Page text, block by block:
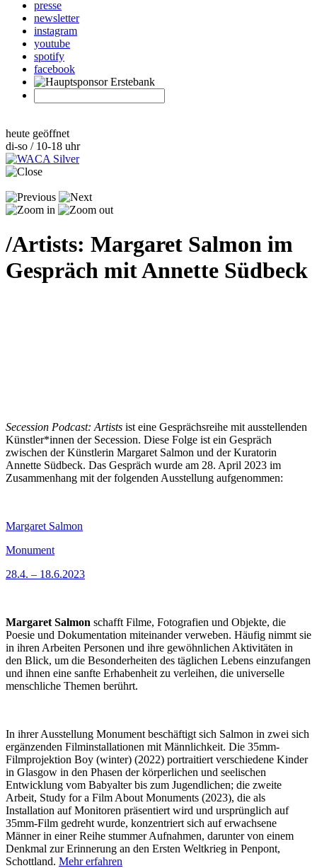
presse
newsletter
instagram
youtube
spotify
facebook
heute geöffnet
di-so / 10-18 uhr
/Artists: Margaret Salmon im
Gespräch mit Annette Südbeck
Secession Podcast: Artists ist eine Gesprächsreihe mit ausstellenden
Künstler*innen der Secession. Diese Folge ist ein Gespräch
zwischen der Künstlerin Margaret Salmon und der Kuratorin
Annette Südbeck. Das Gespräch wurde am 28. April 2023 im
Zusammenhang mit der folgenden Ausstellung aufgenommen:
Margaret Salmon
Monument
28.4. – 18.6.2023
Margaret Salmon schafft Filme, Fotografien und Objekte, die
Poesie und Dokumentation miteinander verweben. Häufig nimmt sie
in ihren Arbeiten Personen und ihre gewöhnlichen Aktivitäten in
den Blick, um die Besonderheiten des täglichen Lebens einzufangen
und ihnen eine sanfte Erhabenheit zu verleihen, die universelle
menschliche Themen berührt.
In ihrer Ausstellung Monument beschäftigt sich Salmon in zwei sich
ergänzenden Filminstallationen mit Männlichkeit. Die 35mm-
Filmprojektion Boy (winter) (2022) portraitiert verschiedene Kinder
in Glasgow in den Phasen der körperlichen und seelischen
Entwicklung vom Babyalter bis zum Jugendlichen; die zweite
Arbeit, Study for a Film About Monuments (2023), die als
Installation auf Monitoren präsentiert wird und ursprünglich auf
35mm-Film gedreht wurde, konzentriert sich auf erwachsene
Männer in einer Reihe stummer Aufnahmen, darunter von einem
Denkmal zur Erinnerung an den Ersten Weltkrieg in Penpont,
Schottland. Mehr erfahren